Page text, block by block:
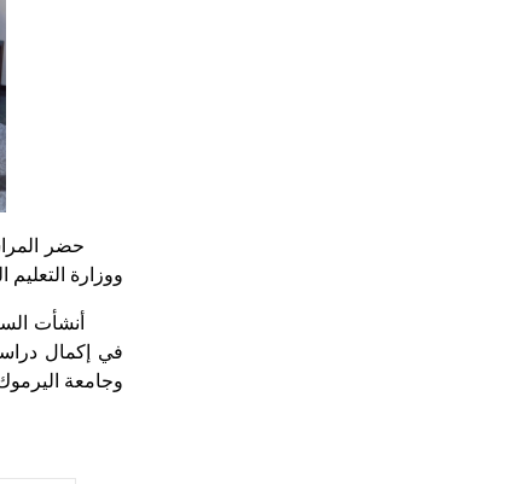
حضر
ووزارة التعليم
أنشأت
وجامعة